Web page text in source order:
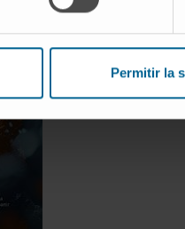
Permitir la